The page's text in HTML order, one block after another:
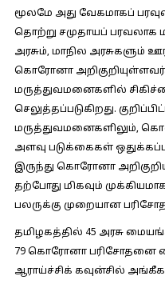
மூலமே அது வேகமாகப்
தொற்று சமுதாயப் பரவலாக
அரசும், மாநில அரசுகளும்
கொரோனா
மருத்துவமனைகளில்
செலுத்தப்படுகிறது.
மருத்துவமனைகளிலும்,
அளவு படுக்கைகள்
இருந்து கொரோனா
தற்போது மிகவும்
பலருக்கு முறையான
தமிழகத்தில் 45 அரசு
79 கொரோனா பரிசோதனை
ஆராய்ச்சிக் கவுன்சில்